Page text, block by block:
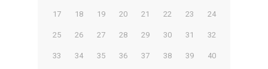
17 18 19 20 21 22 23 24
25 26 27 28 29 30 31 32
33 34 35 36 37 38 39 40